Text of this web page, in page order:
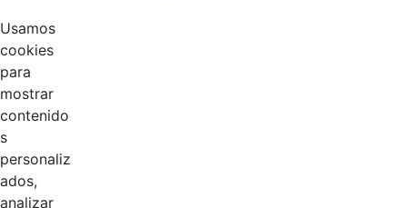
Usamos
cookies
para
mostrar
contenido
s
personaliz
ados,
analizar